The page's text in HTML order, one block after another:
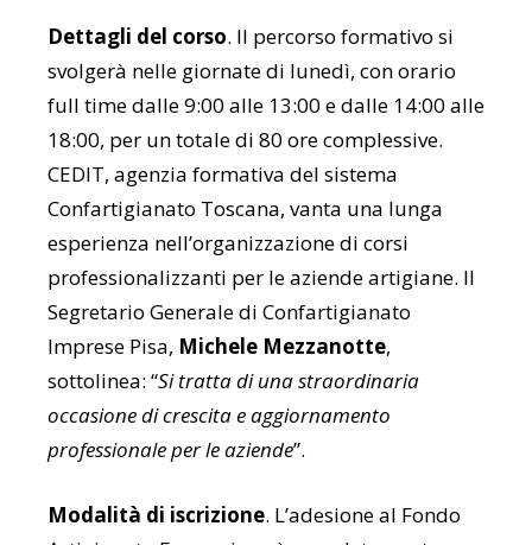
Dettagli del corso. Il percorso formativo si
svolgerà nelle giornate di lunedì, con orario
full time dalle 9:00 alle 13:00 e dalle 14:00 alle
18:00, per un totale di 80 ore complessive.
CEDIT, agenzia formativa del sistema
Confartigianato Toscana, vanta una lunga
esperienza nell’organizzazione di corsi
professionalizzanti per le aziende artigiane. Il
Segretario Generale di Confartigianato
Imprese Pisa, Michele Mezzanotte,
sottolinea: “Si tratta di una straordinaria
occasione di crescita e aggiornamento
professionale per le aziende”.
Modalità di iscrizione. L’adesione al Fondo